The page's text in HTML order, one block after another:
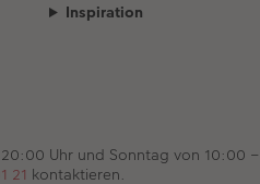
Inspiration
Uhr und Sonntag von 10:00 –
21 kontaktieren.